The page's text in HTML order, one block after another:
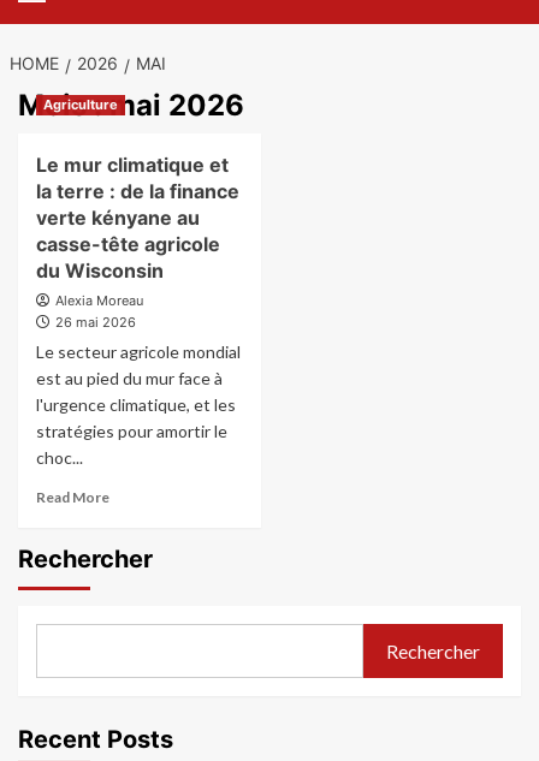
HOME 2026 MAI
Mois :mai 2026
Agriculture
Le mur climatique et
la terre : de la finance
verte kényane au
casse-tête agricole
du Wisconsin
Alexia Moreau
26 mai 2026
Le secteur agricole mondial
est au pied du mur face à
l'urgence climatique, et les
stratégies pour amortir le
choc...
Read MoreRead
Le
et
terre
la
Rechercher
Rechercher
Recent Posts